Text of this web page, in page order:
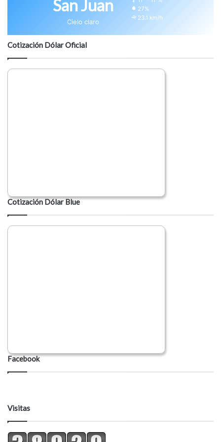
San Juan
Cielo claro
27%
23.1 km/h
Cotización Dólar Oficial
Cotización Dólar Blue
Facebook
Visitas